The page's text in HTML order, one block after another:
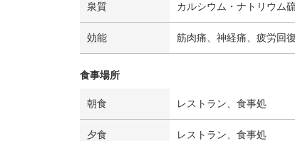
泉質 カルシウム・ナトリウム
効能 筋肉痛、神経痛、疲労回復
食事場所
朝食 レストラン、食事処
夕食 レストラン、食事処